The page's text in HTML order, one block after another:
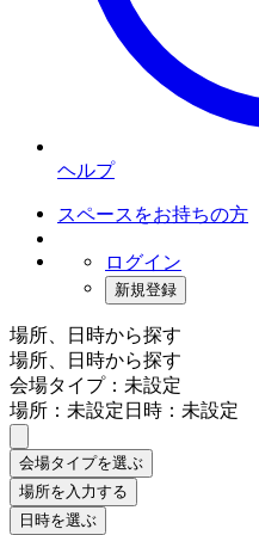
ヘルプ
スペースをお持ちの方
ログイン
新規登録
場所、日時から探す
場所、日時から探す
会場タイプ：未設定
場所：未設定日時：未設定
会場タイプを選ぶ
場所を入力する
日時を選ぶ